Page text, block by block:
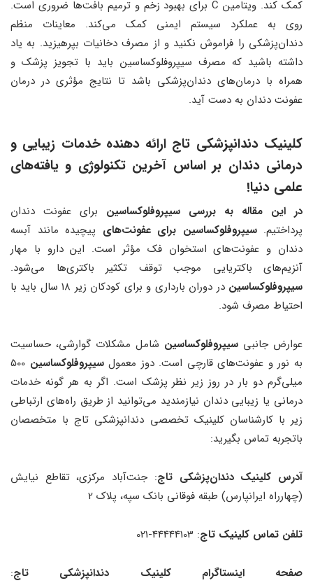
کمک کند. ویتامین C برای بهبود زخم‌ و ترمیم بافت‌ها ضروری است.
روی به عملکرد سیستم ایمنی کمک می‌کند. معاینات منظم
دندان‌پزشکی را فراموش نکنید و از مصرف دخانیات بپرهیزید. به یاد
داشته باشید که مصرف سیپروفلوکساسین باید با تجویز پزشک و
همراه با درمان‌های دندان‌پزشکی باشد تا نتایج مؤثری در درمان
عفونت دندان به دست آید.
کلینیک دندانپزشکی تاج ارائه دهنده خدمات زیبایی و
درمانی دندان بر اساس آخرین تکنولوژی و یافته‌های
علمی دنیا!
در این مقاله به بررسی سیپروفلوکساسین برای عفونت‌ دندان
پرداختیم.سیپروفلوکساسین برای عفونت‌های پیچیده مانند آبسه
دندان و عفونت‌های استخوان فک مؤثر است. این دارو با مهار
آنزیم‌های باکتریایی موجب توقف تکثیر باکتری‌ها می‌شود.
سیپروفلوکساسین
در دوران بارداری و برای کودکان زیر 18 سال باید با
احتیاط مصرف شود.
عوارض جانبی سیپروفلوکساسین شامل مشکلات گوارشی، حساسیت
به نور و عفونت‌های قارچی است. دوز معمولسیپروفلوکساسین 500
میلی‌گرم دو بار در روز زیر نظر پزشک است. اگر به هر گونه خدمات
درمانی یا زیبایی دندان نیازمندید می‌توانید از طریق راه‌های ارتباطی
زیر با کارشناسان کلینیک تخصصی دندانپزشکی تاج با متخصصان
باتجربه تماس بگیرید:
آدرس کلینیک دندان‌پزشکی تاج: جنت‌آباد مرکزی، تقاطع نیایش
(چهارراه ایرانپارس) طبقه فوقانی بانک سپه، پلاک 2
تلفن تماس کلینیک تاج: 44444103-021
صفحه اینستاگرام کلینیک دندانپزشکی تاج: